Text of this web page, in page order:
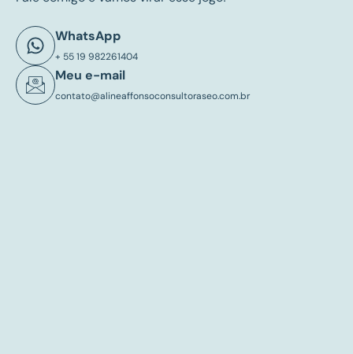
WhatsApp
+ 55 19 982261404
Meu e-mail
contato@alineaffonsoconsultoraseo.com.br